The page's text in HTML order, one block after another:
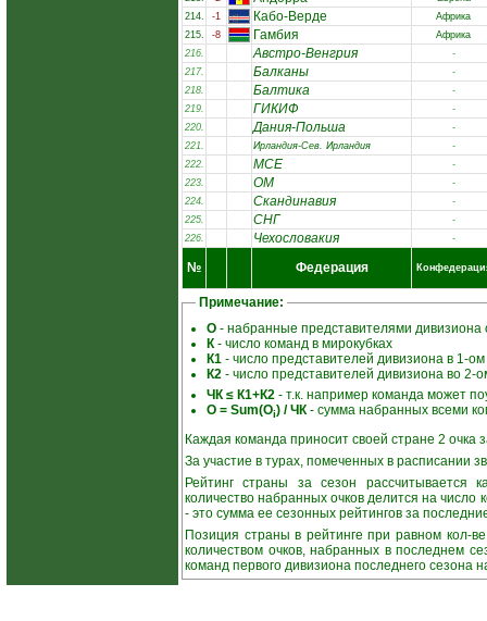
214.
-1 Кабо-Верде
Африка
215.
-8 Гамбия
Африка
216.
Австро-Венгрия
-
217.
Балканы
-
218.
Балтика
-
219.
ГИКИФ
-
220.
Дания-Польша
-
221.
Ирландия-Сев. Ирландия
-
222.
МСЕ
-
223.
ОМ
-
224.
Скандинавия
-
225.
СНГ
-
226.
Чехословакия -
№ Федерация
Примечание:
О - набранные представителями дивизиона
К- число команд в мирокубках
К1 - число представителей дивизиона в 1-
К2 - число представителей дивизиона во 2-
ЧК ≤ К1+К2 - т.к. например команда может
О = Sum(Оi) / ЧК- сумма набранных всеми
Каждая команда приносит своей стране 2 очка
За участие в турах, помеченных в расписании
Рейтинг страны за сезон рассчитывается
количество набранных очков делится на
- это сумма ее сезонных рейтингов за
Позиция страны в рейтинге при равном кол-
количеством очков, набранных в последнем
команд первого дивизиона последнего